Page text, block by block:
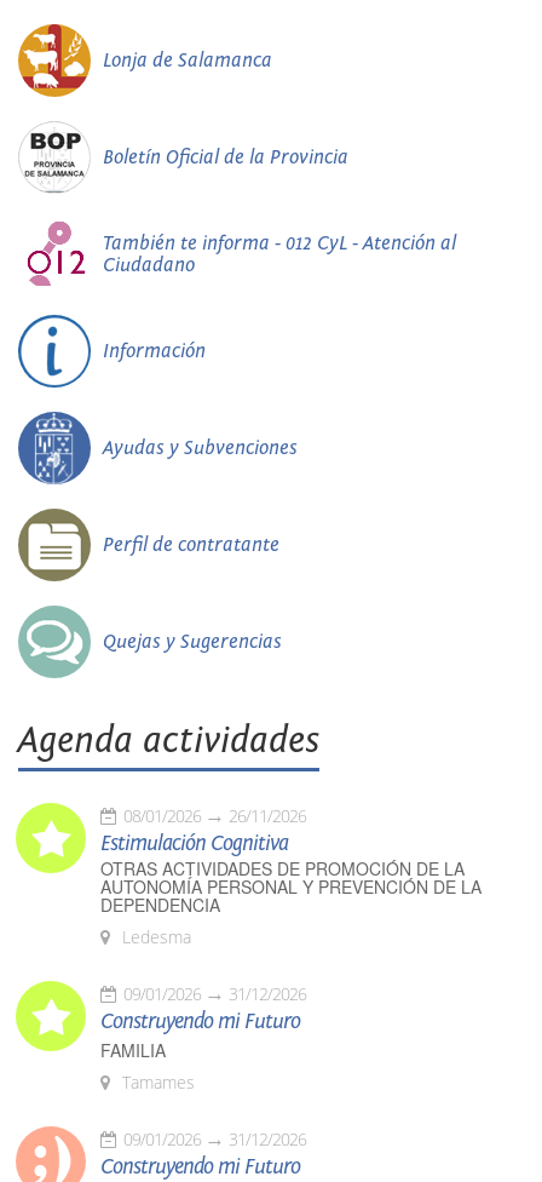
Lonja de Salamanca
Boletín Oficial de la Provincia
También te informa - 012 CyL - Atención al
Ciudadano
Información
Ayudas y Subvenciones
Perfil de contratante
Quejas y Sugerencias
Agenda actividades
08/01/2026 26/11/2026
Estimulación Cognitiva
OTRAS ACTIVIDADES DE PROMOCIÓN DE LA
AUTONOMÍA PERSONAL Y PREVENCIÓN DE LA
DEPENDENCIA
Ledesma
09/01/2026 31/12/2026
Construyendo mi Futuro
FAMILIA
Tamames
09/01/2026 31/12/2026
Construyendo mi Futuro